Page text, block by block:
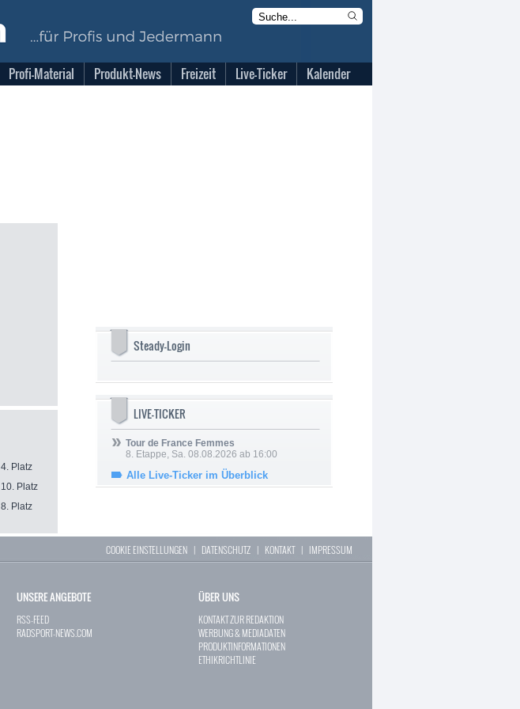
Profi-Material Produkt-News Freizeit Live-Ticker Kalender
4. Platz
10. Platz
8. Platz
Steady-Login
LIVE-TICKER
Tour de France Femmes
8. Etappe, Sa. 08.08.2026 ab 16:00
Alle Live-Ticker im Überblick
COOKIE EINSTELLUNGEN | DATENSCHUTZ | KONTAKT| IMPRESSUM
UNSERE ANGEBOTE
RSS-FEED
RADSPORT-NEWS.COM
ÜBER UNS
KONTAKT ZUR REDAKTION
WERBUNG & MEDIADATEN
PRODUKTINFORMATIONEN
ETHIKRICHTLINIE